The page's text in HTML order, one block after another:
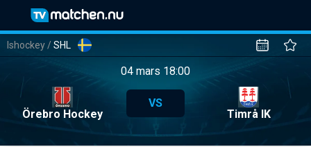
Ishockey /SHL
04 mars 18:00
Örebro Hockey
VS
Timrå IK